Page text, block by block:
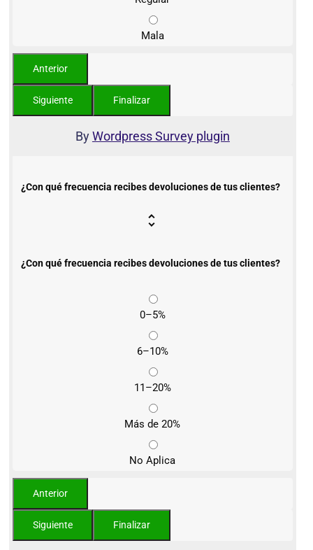
Mala
ByWordpress Survey plugin
¿Con qué frecuencia recibes devoluciones de tus clientes?
¿Con qué frecuencia recibes devoluciones de tus clientes?
0–5%
6–10%
11–20%
Más de 20%
No Aplica